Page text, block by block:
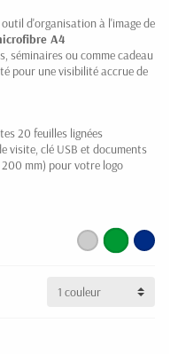
d'organisation à l'image de
A4
séminaires ou comme cadeau
pour une visibilité accrue de
20 feuilles lignées
visite, clé USB et documents
mm) pour votre logo